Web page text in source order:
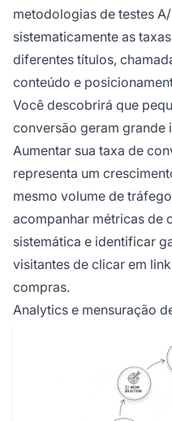
metodologias de testes
sistematicamente as
diferentes títulos,
conteúdo e
Você descobrirá que
conversão geram
Aumentar sua taxa de
representa um
mesmo volume de
acompanhar métricas de
sistemática e identificar
visitantes de clicar em
compras.
Analytics e mensuração